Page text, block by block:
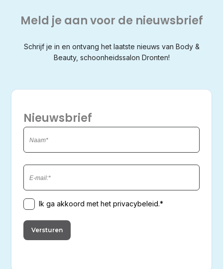
Meld je aan voor de nieuwsbrief
Schrijf je in en ontvang het laatste nieuws van Body &
Beauty, schoonheidssalon Dronten!
Nieuwsbrief
Naam
E-
mailadres
Toestemming
Ik ga akkoord met het privacybeleid.*